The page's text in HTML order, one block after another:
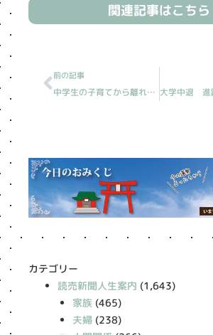
関連記事はこちら
前の記事
中学生の子育てから離れたい［読売新聞人生案内］
カテゴリー
読売新聞人生案内 (1,643)
家族(465)
夫婦(238)